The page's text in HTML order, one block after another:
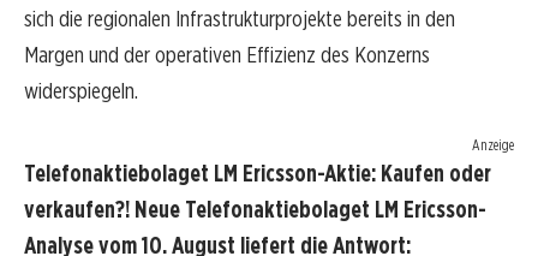
sich die regionalen Infrastrukturprojekte bereits in den
Margen und der operativen Effizienz des Konzerns
widerspiegeln.
Anzeige
Telefonaktiebolaget LM Ericsson-Aktie: Kaufen oder
verkaufen?! Neue Telefonaktiebolaget LM Ericsson-
Analyse vom 10. August liefert die Antwort: